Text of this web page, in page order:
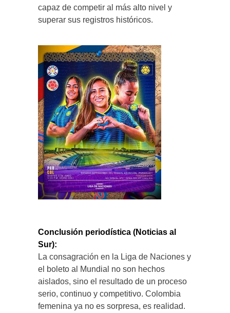
capaz de competir al más alto nivel y
superar sus registros históricos.
Conclusión periodística (Noticias al
Sur):
La consagración en la Liga de Naciones y
el boleto al Mundial no son hechos
aislados, sino el resultado de un proceso
serio, continuo y competitivo. Colombia
femenina ya no es sorpresa, es realidad.